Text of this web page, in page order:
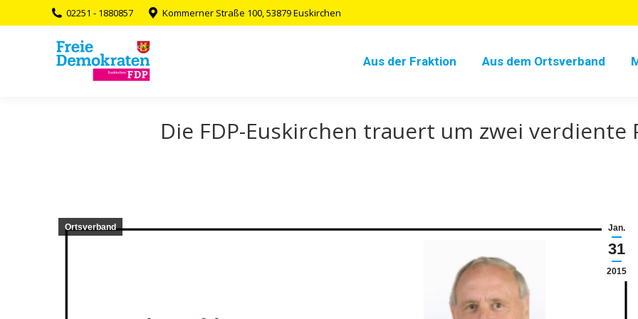
02251 - 1880857 Kommerner Straße 100, 53879 Euskirchen
Aus der Fraktion Aus dem Ortsverband
Die FDP-Euskirchen trauert um zwei
Jan.
31
2015
Ortsverband